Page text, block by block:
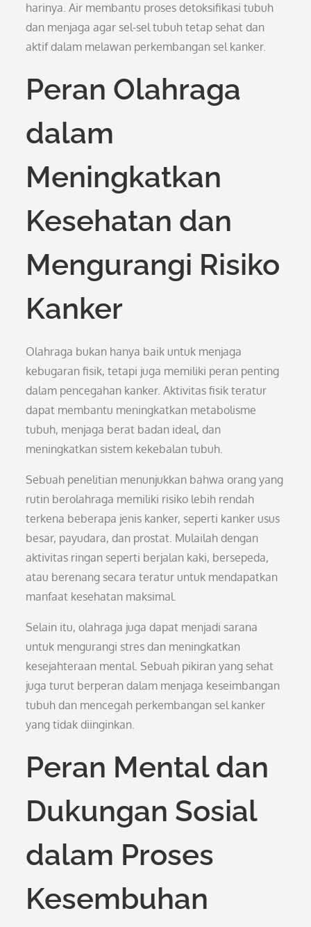
harinya. Air membantu proses detoksifikasi tubuh
dan menjaga agar sel-sel tubuh tetap sehat dan
aktif dalam melawan perkembangan sel kanker.
Peran Olahraga
dalam
Meningkatkan
Kesehatan dan
Mengurangi Risiko
Kanker
Olahraga bukan hanya baik untuk menjaga
kebugaran fisik, tetapi juga memiliki peran penting
dalam pencegahan kanker. Aktivitas fisik teratur
dapat membantu meningkatkan metabolisme
tubuh, menjaga berat badan ideal, dan
meningkatkan sistem kekebalan tubuh.
Sebuah penelitian menunjukkan bahwa orang yang
rutin berolahraga memiliki risiko lebih rendah
terkena beberapa jenis kanker, seperti kanker usus
besar, payudara, dan prostat. Mulailah dengan
aktivitas ringan seperti berjalan kaki, bersepeda,
atau berenang secara teratur untuk mendapatkan
manfaat kesehatan maksimal.
Selain itu, olahraga juga dapat menjadi sarana
untuk mengurangi stres dan meningkatkan
kesejahteraan mental. Sebuah pikiran yang sehat
juga turut berperan dalam menjaga keseimbangan
tubuh dan mencegah perkembangan sel kanker
yang tidak diinginkan.
Peran Mental dan
Dukungan Sosial
dalam Proses
Kesembuhan